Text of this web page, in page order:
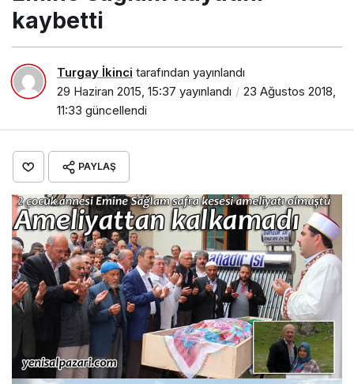
kaybetti
Turgay İkinci tarafından yayınlandı
29 Haziran 2015, 15:37 yayınlandı
23 Ağustos 2018,
11:33 güncellendi
PAYLAŞ